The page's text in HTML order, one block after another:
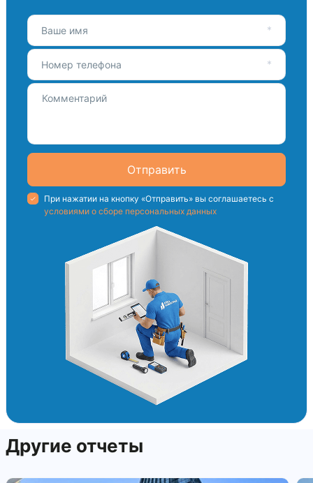
Ваше имя
Номер телефона
Отправить
При нажатии на кнопку «Отправить» вы соглашаетесь с
условиями о сборе персональных данных
Другие отчеты